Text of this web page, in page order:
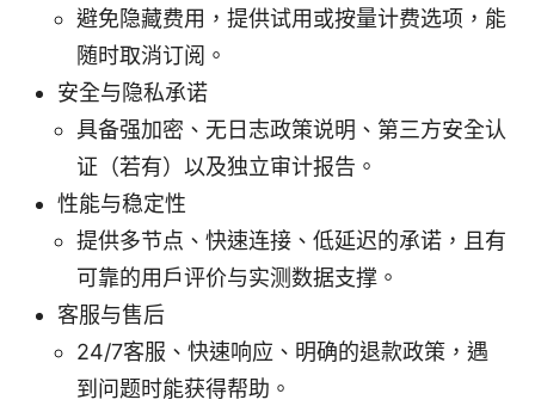
避免隐藏费用，提供试用或按量计费选项，能
随时取消订阅。
安全与隐私承诺
具备强加密、无日志政策说明、第三方安全认
证（若有）以及独立审计报告。
性能与稳定性
提供多节点、快速连接、低延迟的承诺，且有
可靠的用户评价与实测数据支撑。
客服与售后
24/7客服、快速响应、明确的退款政策，遇
到问题时能获得帮助。